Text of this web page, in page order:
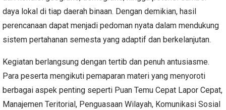
daya lokal di tiap daerah binaan. Dengan demikian, hasil
perencanaan dapat menjadi pedoman nyata dalam mendukung
sistem pertahanan semesta yang adaptif dan berkelanjutan.
Kegiatan berlangsung dengan tertib dan penuh antusiasme.
Para peserta mengikuti pemaparan materi yang menyoroti
berbagai aspek penting seperti Puan Temu Cepat Lapor Cepat,
Manajemen Teritorial, Penguasaan Wilayah, Komunikasi Sosial